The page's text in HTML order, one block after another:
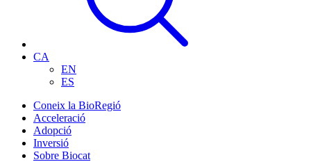
CA
EN
ES
Coneix la BioRegió
Acceleració
Adopció
Inversió
Sobre Biocat